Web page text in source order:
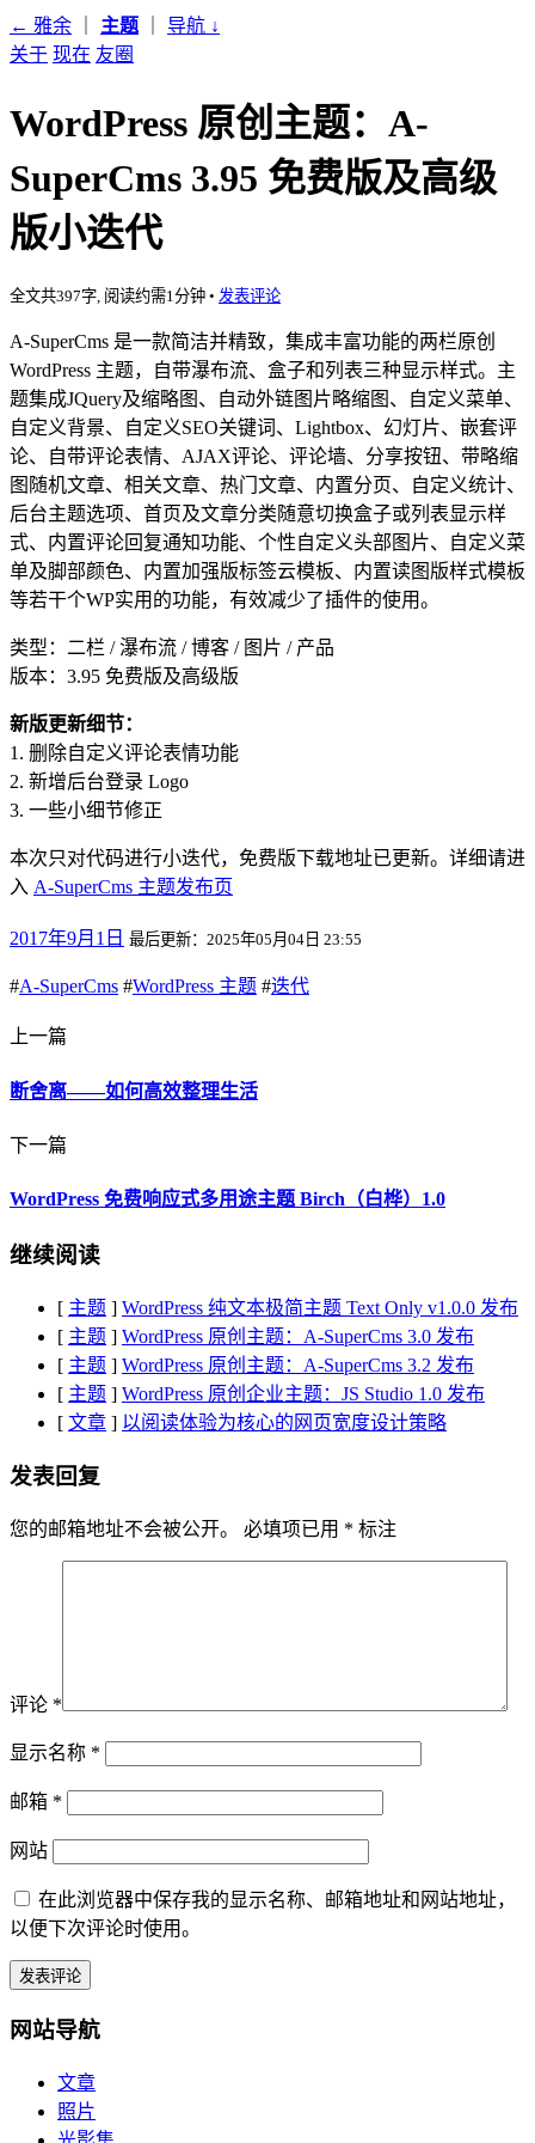
← 雅余 主题 导航 ↓
关于 现在 友圈
WordPress 原创主题：A-
SuperCms 3.95 免费版及高级
版小迭代
全文共397字, 阅读约需1分钟 • 发表评论
A-SuperCms 是一款简洁并精致，集成丰富功能的两栏原创
WordPress 主题，自带瀑布流、盒子和列表三种显示样式。主
题集成JQuery及缩略图、自动外链图片略缩图、自定义菜单、
自定义背景、自定义SEO关键词、Lightbox、幻灯片、嵌套评
论、自带评论表情、AJAX评论、评论墙、分享按钮、带略缩
图随机文章、相关文章、热门文章、内置分页、自定义统计、
后台主题选项、首页及文章分类随意切换盒子或列表显示样
式、内置评论回复通知功能、个性自定义头部图片、自定义菜
单及脚部颜色、内置加强版标签云模板、内置读图版样式模板
等若干个WP实用的功能，有效减少了插件的使用。
类型：二栏 / 瀑布流 / 博客 / 图片 / 产品
版本：3.95 免费版及高级版
新版更新细节：
1. 删除自定义评论表情功能
2. 新增后台登录 Logo
3. 一些小细节修正
本次只对代码进行小迭代，免费版下载地址已更新。详细请进
入 A-SuperCms 主题发布页
2017年9月1日 最后更新：2025年05月04日 23:55
#A-SuperCms #WordPress 主题 #迭代
上一篇
断舍离——如何高效整理生活
下一篇
WordPress 免费响应式多用途主题 Birch（白桦）1.0
继续阅读
[ 主题 ] WordPress 纯文本极简主题 Text Only v1.0.0 发布
[ 主题 ] WordPress 原创主题：A-SuperCms 3.0 发布
[ 主题 ] WordPress 原创主题：A-SuperCms 3.2 发布
[ 主题 ] WordPress 原创企业主题：JS Studio 1.0 发布
[ 文章 ] 以阅读体验为核心的网页宽度设计策略
发表回复
您的邮箱地址不会被公开。 必填项已用 * 标注
评论 *
显示名称 *
邮箱 *
网站
在此浏览器中保存我的显示名称、邮箱地址和网站地址，
以便下次评论时使用。
网站导航
文章
照片